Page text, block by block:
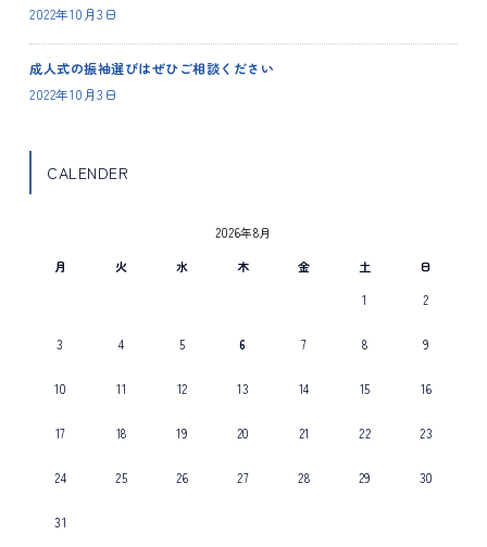
2022年10月3日
成人式の振袖選びはぜひご相談ください
2022年10月3日
CALENDER
2026年8月
月
火 水 木 金 土
日
1
2
3 4 5 6 7 8 9
10 11 12 13 14 15 16
17 18 19 20 21 22 23
24 25 26 27 28 29 30
31